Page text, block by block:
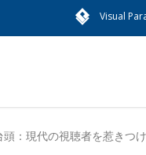
Visual
：現代の視聴者を惹きつ